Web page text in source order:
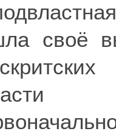
своё